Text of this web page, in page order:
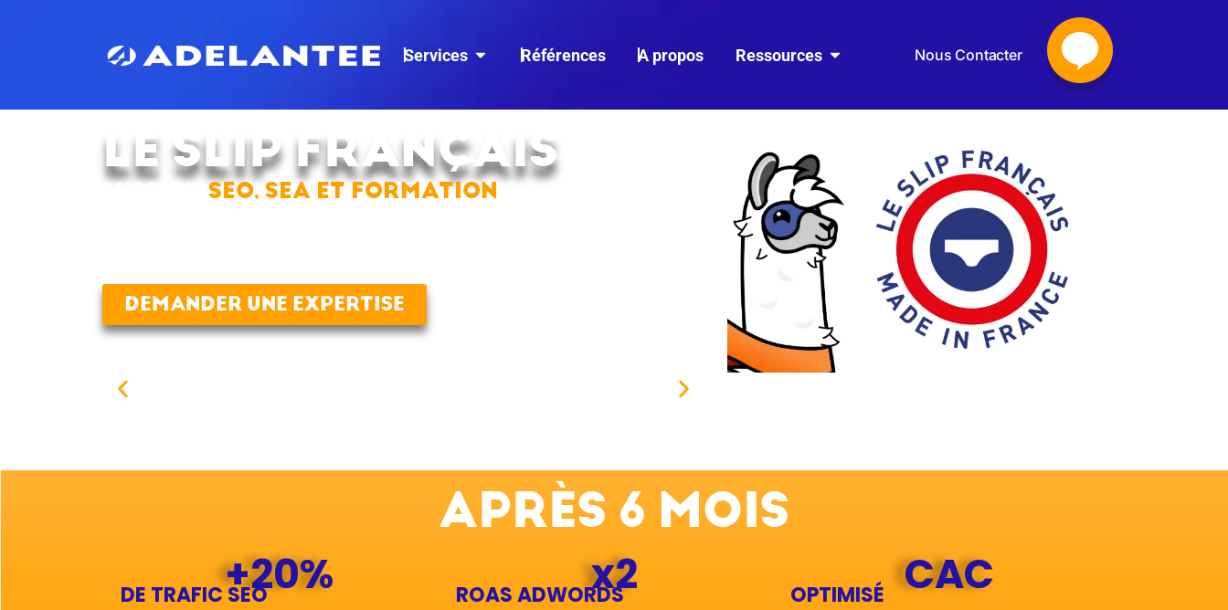
Services Références A propos Ressources Nous Contacter
LE SLIP FRANÇAIS
MISSION SEO, SEA ET FORMATION
DEMANDER UNE EXPERTISE
APRÈS 6 MOIS
+20%
DE TRAFIC SEO x2
ROAS ADWORDS CAC
OPTIMISÉ